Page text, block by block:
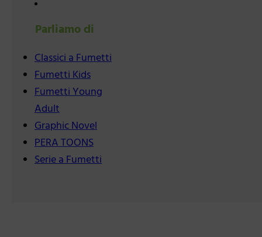
Parliamo di
Classici a Fumetti
Fumetti Kids
Fumetti Young
Adult
Graphic Novel
PERA TOONS
Serie a Fumetti